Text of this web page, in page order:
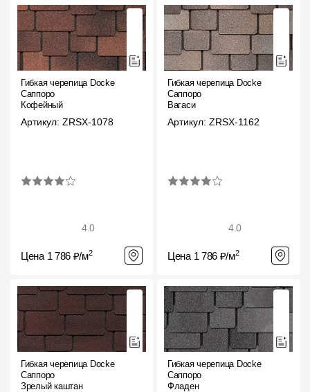
Гибкая черепица Docke
Саппоро
Кофейный
Артикул: ZRSX-1078
4.0
Цена 1 786 ₽/м2
Гибкая черепица Docke
Саппоро
Вагаси
Артикул: ZRSX-1162
4.0
Цена 1 786 ₽/м2
Гибкая черепица Docke
Саппоро
Зрелый каштан
Гибкая черепица Docke
Саппоро
Фладен